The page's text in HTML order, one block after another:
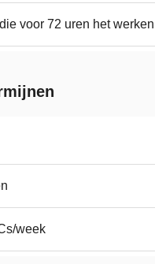
voor 72 uren het
week